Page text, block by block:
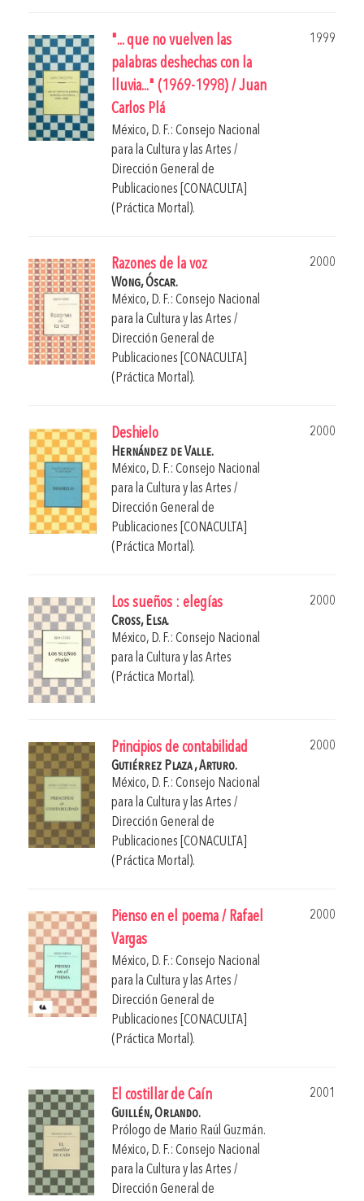
"... que no vuelven las
palabras deshechas con la
lluvia..." (1969-1998) / Juan
Carlos Plá
1999
México, D. F.: Consejo Nacional
para la Cultura y las Artes /
Dirección General de
Publicaciones [CONACULTA]
(Práctica Mortal).
Razones de la voz
2000
Wong, Óscar.
México, D. F.: Consejo Nacional
para la Cultura y las Artes /
Dirección General de
Publicaciones [CONACULTA]
(Práctica Mortal).
Deshielo
2000
Hernández de Valle.
México, D. F.: Consejo Nacional
para la Cultura y las Artes /
Dirección General de
Publicaciones [CONACULTA]
(Práctica Mortal).
Los sueños : elegías
2000
Cross, Elsa.
México, D. F.: Consejo Nacional
para la Cultura y las Artes
(Práctica Mortal).
Principios de contabilidad
2000
Gutiérrez Plaza , Arturo.
México, D. F.: Consejo Nacional
para la Cultura y las Artes /
Dirección General de
Publicaciones [CONACULTA]
(Práctica Mortal).
Pienso en el poema / Rafael
Vargas
2000
México, D. F.: Consejo Nacional
para la Cultura y las Artes /
Dirección General de
Publicaciones [CONACULTA]
(Práctica Mortal).
El costillar de Caín
2001
Guillén, Orlando.
Prólogo de Mario Raúl Guzmán.
México, D. F.: Consejo Nacional
para la Cultura y las Artes /
Dirección General de